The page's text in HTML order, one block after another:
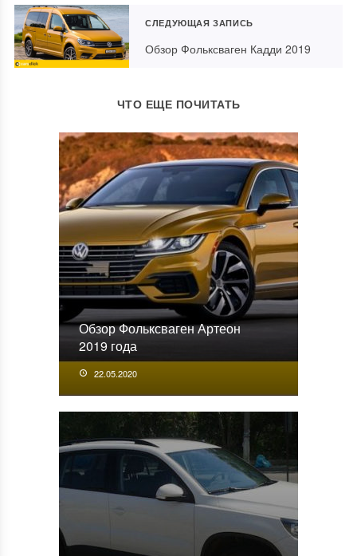
СЛЕДУЮЩАЯ ЗАПИСЬ
Обзор Фольксваген Кадди 2019
ЧТО ЕЩЕ ПОЧИТАТЬ
Обзор Фольксваген Артеон
2019 года
22.05.2020